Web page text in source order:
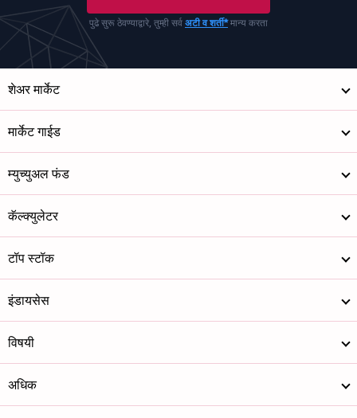
पुढे सुरू ठेवण्याद्वारे, तुम्ही सर्व अटी व शर्ती*मान्य करता
शेअर मार्केट
मार्केट गाईड
म्युच्युअल फंड
कॅल्क्युलेटर
टॉप स्टॉक
इंडायसेस
विषयी
अधिक